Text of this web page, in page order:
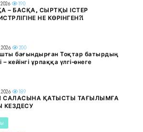
190
– БАСҚА, СЫРТҚЫ ІСТЕР
НЕ КӨРІНГЕН?!
200
бағындырған Тоқтар батырдың
– кейінгі ұрпаққа үлгі-өнеге
189
САЛАСЫНА ҚАТЫСТЫ ТАҒЫЛЫМҒА
КЕЗДЕСУ